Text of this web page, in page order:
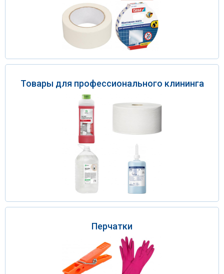
Товары для профессионального клининга
Перчатки